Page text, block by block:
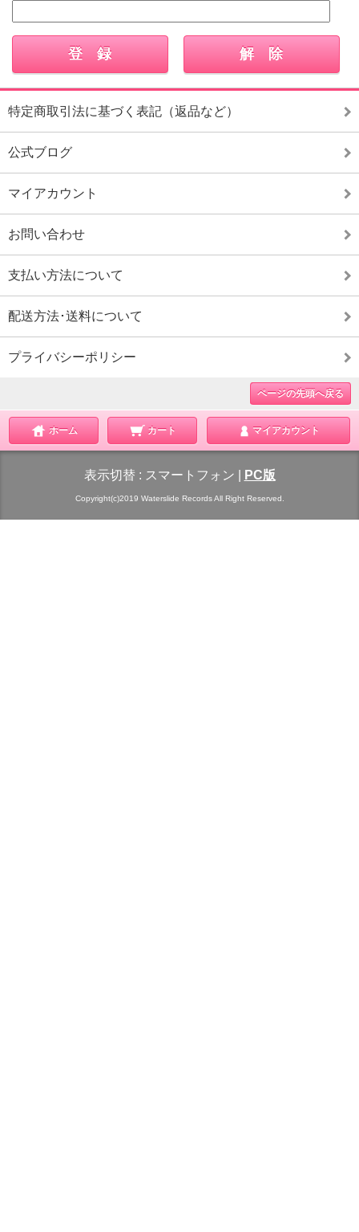
特定商取引法に基づく表記（返品など）
公式ブログ
マイアカウント
お問い合わせ
支払い方法について
配送方法･送料について
プライバシーポリシー
ページの先頭へ戻る
ホーム カート マイアカウント
表示切替 : スマートフォン PC版
Copyright(c)2019 Waterslide Records All Right Reserved.